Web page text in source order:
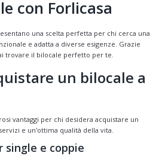
con Forlicasa
una scelta perfetta per chi cerca una
e adatta a diverse esigenze. Grazie
trovare il bilocale perfetto per te.
un bilocale a
vantaggi per chi desidera acquistare un
e un'ottima qualità della vita.
single e coppie